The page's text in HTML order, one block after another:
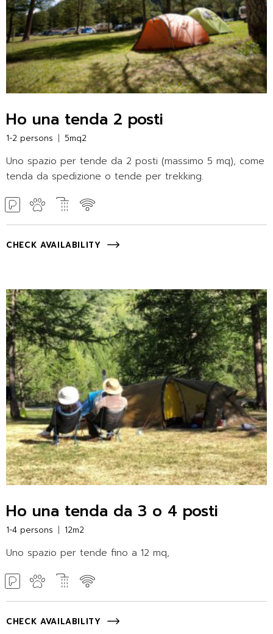
Ho una tenda 2 posti
1-2 persons 5mq2
Uno spazio per tende da 2 posti (massimo 5 mq), come
tenda da spedizione o tende per trekking.
CHECK AVAILABILITY
Ho una tenda da 3 o 4 posti
1-4 persons 12m2
Uno spazio per tende fino a 12 mq,
CHECK AVAILABILITY